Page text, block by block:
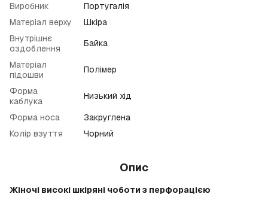
Виробник
Португалія
Матеріал верху
Шкіра
Внутрішнє
оздоблення
Байка
Матеріал
підошви
Полімер
Форма
каблука
Низький хід
Форма носа
Закруглена
Колір взуття
Чорний
Опис
Жіночі високі шкіряні чоботи з перфорацією